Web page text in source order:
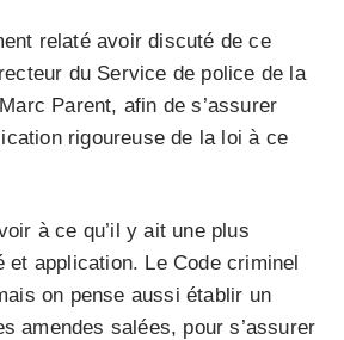
relaté avoir discuté de ce
du Service de police de la
Parent, afin de s’assurer
rigoureuse de la loi à ce
à ce qu’il y ait une plus
et application. Le Code criminel
on pense aussi établir un
amendes salées, pour s’assurer